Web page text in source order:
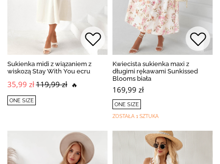
Sukienka midi z wiązaniem z
wiskozą Stay With You ecru
35,99 zł119,99 zł 🔥
ONE SIZE
Kwiecista sukienka maxi z
długimi rękawami Sunkissed
Blooms biała
169,99 zł
ONE SIZE
ZOSTAŁA 1 SZTUKA